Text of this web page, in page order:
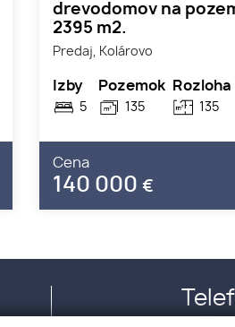
drevodomov na
2395 m2.
Predaj, Kolárovo
Izby
5
Pozemok
135
Rozloha
135
Cena
140 000 €